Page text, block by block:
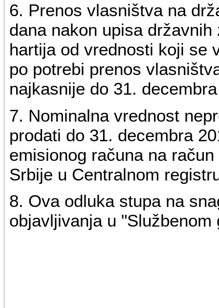
6. Prenos vlasništva na
dana nakon upisa
hartija od vrednosti koji se
po potrebi prenos
najkasnije do 31.
7. Nominalna vrednost
prodati do 31. decembra
emisionog računa na
Srbije u Centralnom
8. Ova odluka stupa na
objavljivanja u